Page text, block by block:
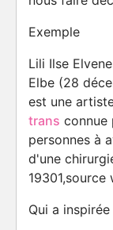
Exemple
Lili Ilse
Elbe (28
est une
trans connue
personnes à
d'une
19301,source
Qui a